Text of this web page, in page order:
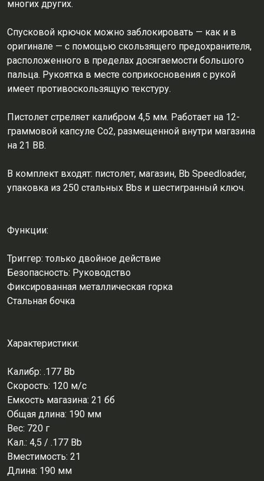
многих других.
Спусковой крючок можно заблокировать — как и в
оригинале — с помощью скользящего предохранителя,
расположенного в пределах досягаемости большого
пальца. Рукоятка в месте соприкосновения с рукой
имеет противоскользящую текстуру.
Пистолет стреляет калибром 4,5 мм. Работает на 12-
граммовой капсуле Co2, размещенной внутри магазина
на 21 BB.
В комплект входят: пистолет, магазин, Bb Speedloader,
упаковка из 250 стальных Bbs и шестигранный ключ.
Функции:
Триггер: только двойное действие
Безопасность: Руководство
Фиксированная металлическая горка
Стальная бочка
Характеристики:
Калибр: .177 Bb
Скорость: 120 м/с
Емкость магазина: 21 бб
Общая длина: 190 мм
Вес: 720 г
Кал.: 4,5 / .177 Bb
Вместимость: 21
Длина: 190 мм